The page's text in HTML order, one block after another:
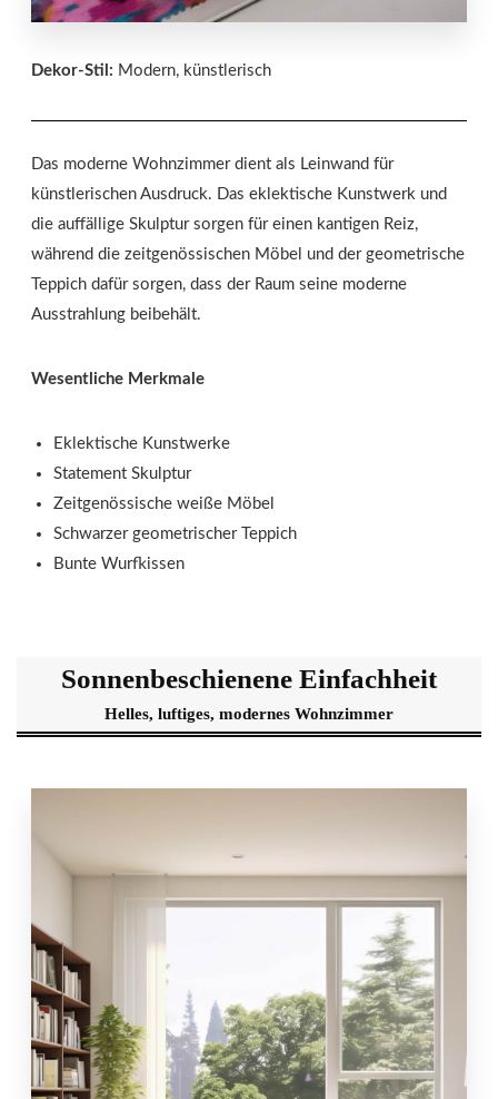
Dekor-Stil: Modern, künstlerisch
Das moderne Wohnzimmer dient als Leinwand für
künstlerischen Ausdruck. Das eklektische Kunstwerk und
die auffällige Skulptur sorgen für einen kantigen Reiz,
während die zeitgenössischen Möbel und der geometrische
Teppich dafür sorgen, dass der Raum seine moderne
Ausstrahlung beibehält.
Wesentliche Merkmale
Eklektische Kunstwerke
Statement Skulptur
Zeitgenössische weiße Möbel
Schwarzer geometrischer Teppich
Bunte Wurfkissen
Sonnenbeschienene Einfachheit
Helles, luftiges, modernes Wohnzimmer